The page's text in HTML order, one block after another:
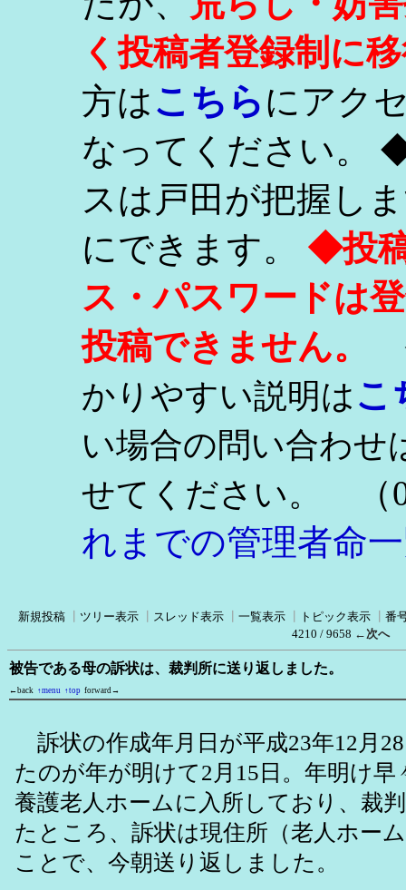
く投稿者登録制に
方はこちらにアク
なってください。
スは戸田が把握し
にできます。 ◆投
ス・パスワードは
投稿できません。
かりやすい説明はこ
い場合の問い合わせ
せてください。
（
れまでの管理者命
新規投稿 ツリー表示 スレッド表示 一覧表示 トピック表示
番
4210 / 9658 ←次へ
被告である母の訴状は、裁判所に送り返しました。
←back ↑menu ↑top forward→
訴状の作成年月日が平成23年12月
たのが年が明けて2月15日。年明け早
養護老人ホームに入所しており、裁
たところ、訴状は現住所（老人ホー
ことで、今朝送り返しました。